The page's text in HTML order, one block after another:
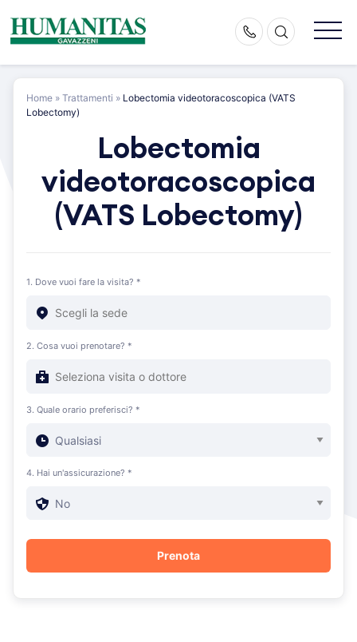
content
Home » Trattamenti » Lobectomia videotoracoscopica (VATS
Lobectomy)
Lobectomia
videotoracoscopica
(VATS Lobectomy)
1. Dove vuoi fare la visita? *
2. Cosa vuoi prenotare? *
3. Quale orario preferisci? *
4. Hai un'assicurazione? *